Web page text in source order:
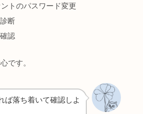
トのパスワード変更
断
認
です。
ば落ち着いて確認しよ